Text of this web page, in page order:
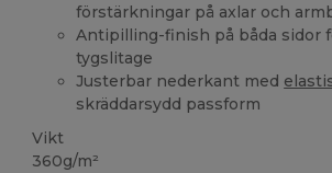
förstärkningar på axlar och
Antipilling-finish på båda sidor
tygslitage
Justerbar nederkant med
skräddarsydd passform
Vikt
360g/m²